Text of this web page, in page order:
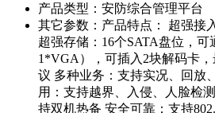
产品类型： 安防综合管理平台
其它参数： 产品特点： 超强接
超强存储：16个SATA盘位，
1*VGA），可插入2块解码卡，
议 多种业务：支持实况、回放
用：支持越界、入侵、人脸检
持双机热备 安全可靠：支持